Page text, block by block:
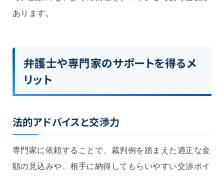
あります。
弁護士や専門家のサポートを得るメ
リット
法的アドバイスと交渉力
専門家に依頼することで、裁判例を踏まえた適正な金
額の見込みや、相手に納得してもらいやすい交渉ポイ